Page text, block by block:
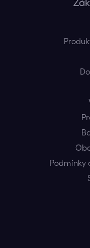
Podmínky